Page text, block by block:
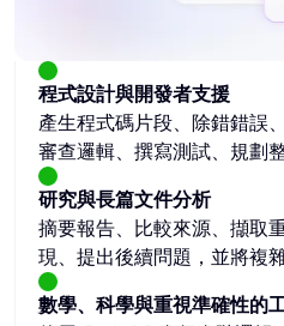
程式設計與開發者支援
產生程式碼片段、除錯錯誤
審查邏輯、撰寫測試、規劃
研究與長篇文件分析
摘要報告、比較來源、擷取
現、提出後續問題，並將複
數學、科學與重視準確性的